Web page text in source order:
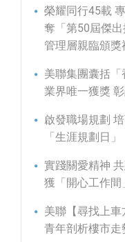
榮耀同行45載
奪「第50屆傑
管理層親臨頒獎
美聯集團囊括
業界唯一獲獎
啟發職場規劃
「生涯規劃日」
實踐關愛精神
獲「開心工作間
美聯【尋找上
青年剖析樓市走